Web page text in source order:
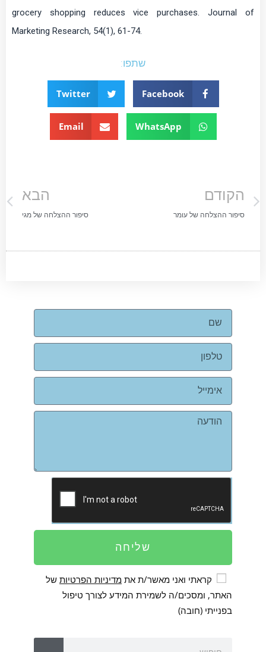
grocery shopping reduces vice purchases. Journal of
Marketing Research, 54(1), 61-74.
שתפו:
Facebook
Twitter
WhatsApp
Email
הקודם
סיפור ההצלחה של עומר
הבא
סיפור ההצלחה של מגי
שליחה
קראתי ואני מאשר/ת את מדיניות הפרטיות של
האתר, ומסכים/ה לשמירת המידע לצורך טיפול
בפנייתי (חובה)